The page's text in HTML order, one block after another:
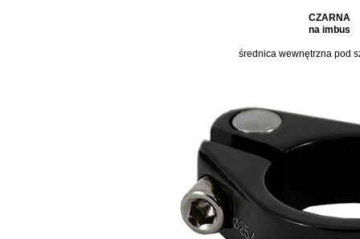
CZARNA
na imbus
średnica wewnętrzna pod